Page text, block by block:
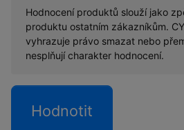
Hodnocení produktů slouží jako
produktu ostatním zákazníkům.
vyhrazuje právo smazat nebo
nesplňují charakter hodnocení.